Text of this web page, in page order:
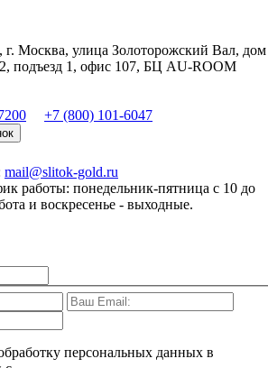
г. Москва, улица Золоторожский Вал, дом
подъезд 1, офис 107, БЦ AU-ROOM
+7 (800) 101-6047
mail@slitok-gold.ru
работы: понедельник-пятница с 10 до
и воскресенье - выходные.
персональных данных в